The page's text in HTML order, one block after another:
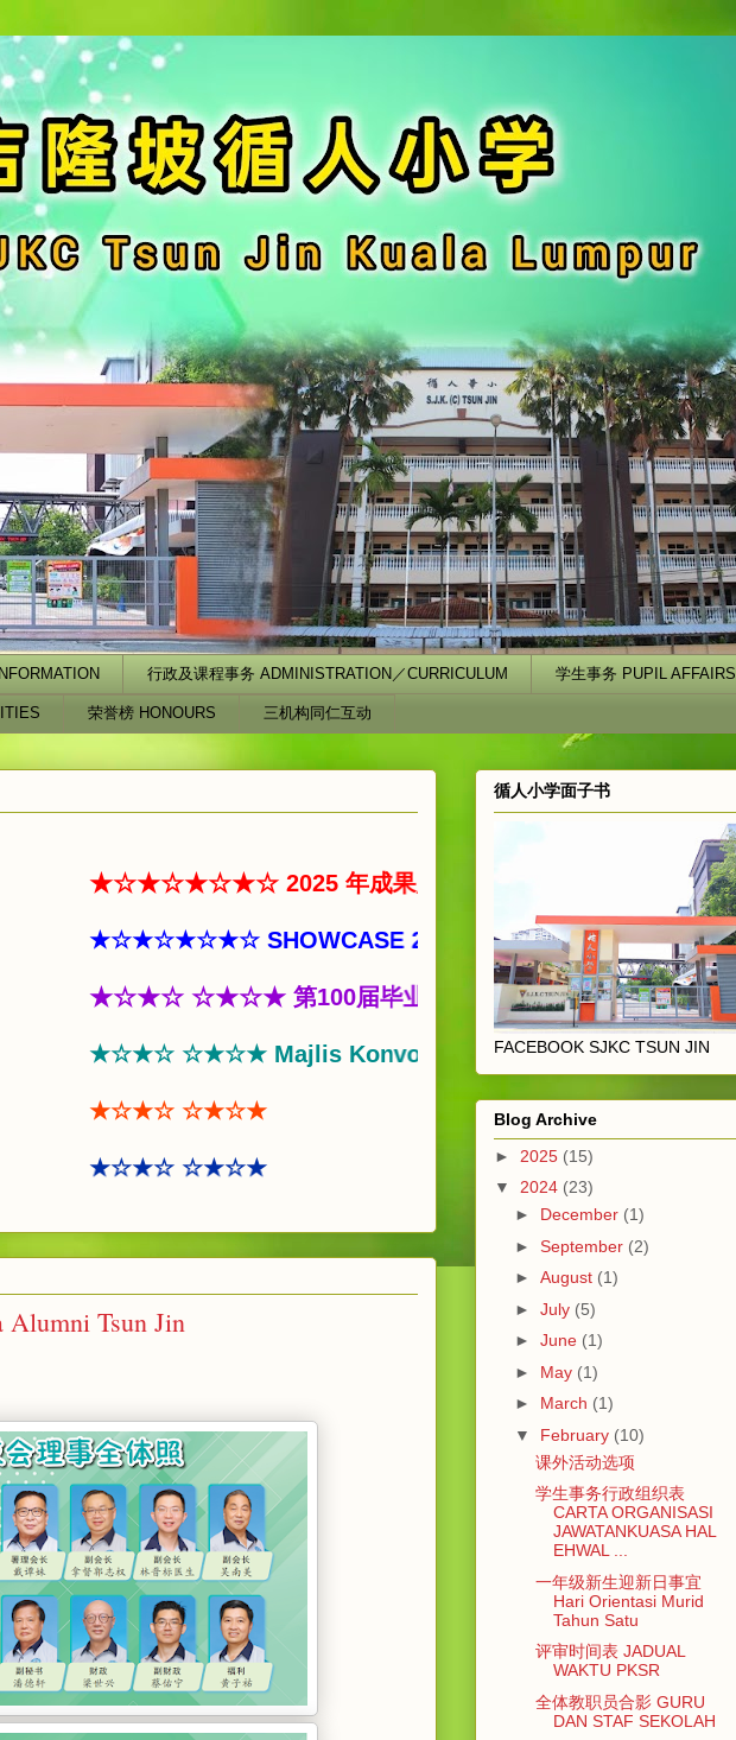
行政及课程事务 ADMINISTRATION／CURRICULUM 学生事务 PUPIL AFFAIRS
荣誉榜 HONOURS 三机构同仁互动
★☆★☆★☆★☆ 2025 年成果展览 22.11.2025
★☆★☆★☆★☆ SHOWCASE 2025 22.11.2025
★☆★☆ ☆★☆★ 第100届毕业典礼 13.12.2025
★☆★☆ ☆★☆★ Majlis Konvokesyen Ke-100 13.12.2025
★☆★☆ ☆★☆★
★☆★☆ ☆★☆★
Alumni Tsun Jin
循人小学面子书
FACEBOOK SJKC TSUN JIN
Blog Archive
► 2025 (15)
▼ 2024 (23)
► December (1)
► September (2)
► August (1)
► July (5)
► June (1)
► May (1)
► March (1)
▼ February (10)
课外活动选项
学生事务行政组织表
CARTA ORGANISASI
JAWATANKUASA HAL
EHWAL ...
一年级新生迎新日事宜
Hari Orientasi Murid
Tahun Satu
评审时间表 JADUAL
WAKTU PKSR
全体教职员合影 GURU
DAN STAF SEKOLAH